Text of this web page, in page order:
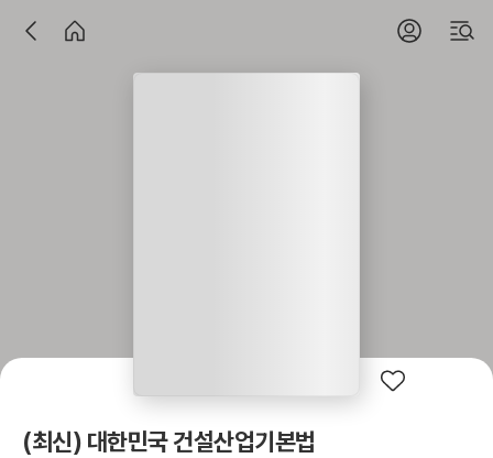
(최신) 대한민국 건설산업기본법